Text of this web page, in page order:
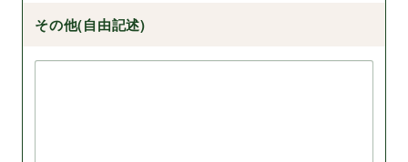
その他(自由記述)